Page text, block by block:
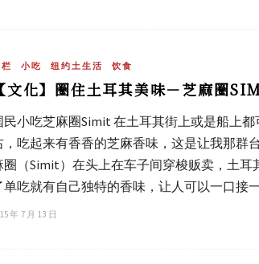
小吃 纽约土生活 饮食
文化】圈住土耳其美味－芝麻圈
民小吃芝麻圈Simit 在土耳其街上或是船上
，吃起来有香香的芝麻香味，这是让我那群
圈（Simit）在头上在车子间穿梭贩卖，土
单吃就有自己独特的香味，让人可以一口
年 7 月 13 日